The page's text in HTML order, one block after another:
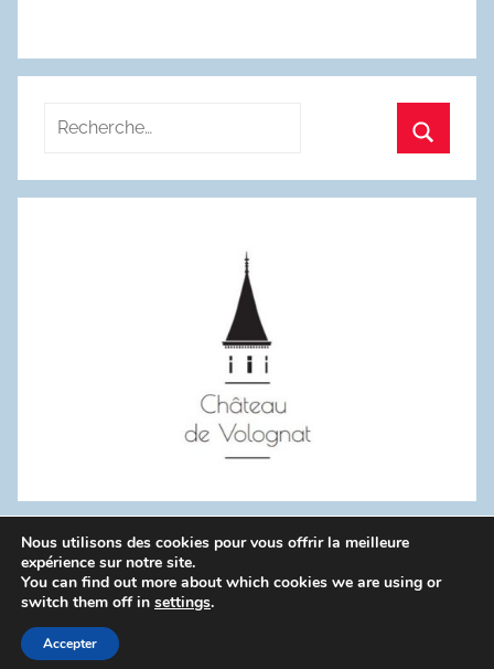
Recherche
:
WordPress Theme: Donovan by ThemeZee.
Politique de confidentialité
Nous utilisons des cookies pour vous offrir la meilleure
expérience sur notre site.
You can find out more about which cookies we are using or
switch them off in settings.
Accepter